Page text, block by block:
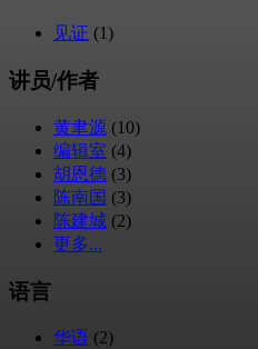
见证 (1)
讲员/作者
黄聿源 (10)
编辑室 (4)
胡恩德 (3)
陈南国 (3)
陈建城 (2)
更多...
语言
华语 (2)